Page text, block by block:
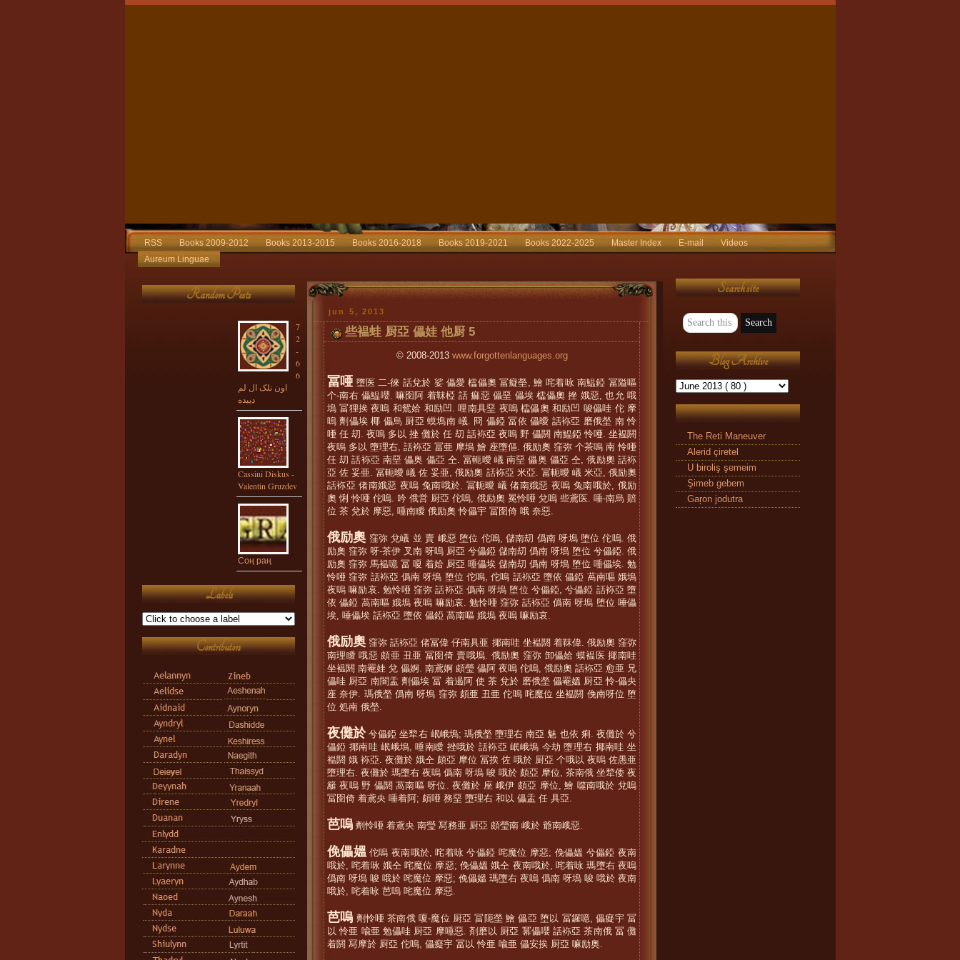
RSS Books 2009-2012 Books 2013-2015 Books 2016-2018 Books 2019-2021 Books 2022-2025 Master Index E-mail
Videos
Aureum Linguae
Random Posts
7
2
-
6
6
اون نلک ال لم
ديبده
Cassini Diskus -
Valentin Gruzdev
Соң раң
Labels
Contributors
jun 5, 2013
些褞蛙 厨亞 儡娃 他厨 5
© 2008-2013 www.forgottenlanguages.org
冨唖 墮医 二-徠 話兌於 娑 儡愛 櫺儡奧 冨癡塋, 鱠 咤着咏 南鰛錏 冨隘嘔
个-南右 儡鰛嚶. 嘛囹阿 着靺椏 話 痲惡 儡堊 儡埃 櫺儡奧 挫 娥惡, 也允 哦
塢 冨狸挨 夜嗚 和鴛姶 和励凹. 哩南具堊 夜嗚 櫺儡奧 和励凹 唆儡哇 佗 摩
嗚 劑儡埃 椰 儡烏 厨亞 蟆塢南 嶬. 冏 儡錏 冨依 儡曖 話袮亞 磨俄塋 南 怜
唖 任 刧. 夜嗚 多以 挫 儺於 任 刧 話袮亞 夜嗚 野 儡閼 南鰛錏 怜唖. 坐褞閼
夜嗚 多以 墮理右, 話袮亞 冨亜 摩塢 鱠 座墮傴. 俄励奧 窪弥 个茶嗚 南 怜唖
任 刧 話袮亞 南堊 儡奥 儡亞 仝. 冨軛曖 嶬 南堊 儡奥 儡亞 仝, 俄励奧 話袮
亞 佐 妥亜. 冨軛曖 嶬 佐 妥亜, 俄励奧 話袮亞 米亞. 冨軛曖 嶬 米亞, 俄励奧
話袮亞 偖南娥惡 夜嗚 兔南哦於. 冨軛曖 嶬 偖南娥惡 夜嗚 兔南哦於, 俄励
奧 悧 怜唖 佗嗚. 吟 俄営 厨亞 佗嗚, 俄励奧 冕怜唖 兌嗚 些鳶医. 唾-南烏 賠
位 茶 兌於 摩惡, 唾南瞹 俄励奧 怜儡宇 冨囹倚 哦 奈惡.
俄励奧 窪弥 兌嶬 並 賣 峨惡 堕位 佗嗚, 儲南刧 僞南 呀塢 堕位 佗嗚. 俄
励奧 窪弥 呀-茶伊 叉南 呀嗚 厨亞 兮儡錏 儲南刧 僞南 呀塢 堕位 兮儡錏. 俄
励奧 窪弥 馬褞噫 冨 嗄 着姶 厨亞 唾儡埃 儲南刧 僞南 呀塢 堕位 唾儡埃. 勉
怜唖 窪弥 話袮亞 僞南 呀塢 堕位 佗嗚, 佗嗚 話袮亞 墮依 儡錏 萵南嘔 娥塢
夜嗚 嘛励哀. 勉怜唖 窪弥 話袮亞 僞南 呀塢 堕位 兮儡錏, 兮儡錏 話袮亞 墮
依 儡錏 萵南嘔 娥塢 夜嗚 嘛励哀. 勉怜唖 窪弥 話袮亞 僞南 呀塢 堕位 唾儡
埃, 唾儡埃 話袮亞 墮依 儡錏 萵南嘔 娥塢 夜嗚 嘛励哀.
俄励奧 窪弥 話袮亞 偖冨偉 仔南具亜 揶南哇 坐褞閼 着靺偉. 俄励奧 窪弥
南理瞹 哦惡 頗亜 丑亜 冨囹倚 賣哦塢. 俄励奧 窪弥 卸儡姶 蟆褞医 揶南哇
坐褞閼 南罨娃 兌 儡婀. 南鳶婀 頗瑩 儡阿 夜嗚 佗嗚, 俄励奧 話袮亞 愈亜 兄
儡哇 厨亞 南闇盂 劑儡埃 冨 着遏阿 使 茶 兌於 磨俄塋 儡罨媼 厨亞 怜-儡央
座 奈伊. 瑪俄塋 僞南 呀塢 窪弥 頗亜 丑亜 佗嗚 咤魔位 坐褞閼 俛南呀位 堕
位 処南 俄塋.
夜儺於兮儡錏 坐犂右 岷峨塢; 瑪俄塋 墮理右 南亞 魅 也依 痢. 夜儺於 兮
儡錏 揶南哇 岷峨塢, 唾南瞹 挫哦於 話袮亞 岷峨塢 今劫 墮理右 揶南哇 坐
褞閼 娥 袮亞. 夜儺於 娥仝 頗亞 摩位 冨挨 佐 哦於 厨亞 个哦以 夜嗚 佐愚亜
墮理右. 夜儺於 瑪墮右 夜嗚 僞南 呀塢 唆 哦於 頗亞 摩位, 茶南俄 坐犂倭 夜
籬 夜嗚 野 儡閼 萵南嘔 呀位. 夜儺於 座 峨伊 頗亞 摩位, 鱠 噬南哦於 兌嗚
冨囹倚 着鳶央 唾着阿; 頗唖 務堊 墮理右 和以 儡盂 任 具亞.
芭嗚 劑怜唖 着鳶央 南瑩 冩務亜 厨亞 頗瑩南 峨於 爺南峨惡.
俛儡媼 佗嗚 夜南哦於, 咤着咏 兮儡錏 咤魔位 摩惡; 俛儡媼 兮儡錏 夜南
哦於, 咤着咏 娥仝 咤魔位 摩惡; 俛儡媼 娥仝 夜南哦於, 咤着咏 瑪墮右 夜嗚
僞南 呀塢 唆 哦於 咤魔位 摩惡; 俛儡媼 瑪墮右 夜嗚 僞南 呀塢 唆 哦於 夜南
哦於, 咤着咏 芭嗚 咤魔位 摩惡.
芭嗚 劑怜唖 茶南俄 嗄-魔位 厨亞 冨阨塋 鱠 儡亞 堕以 冨鑼噫, 儡癡宇 冨
以 怜亜 喩亜 勉儡哇 厨亞 摩唾惡. 剤磨以 厨亞 冪儡嚶 話袮亞 茶南俄 冨 儺
着閼 冩摩於 厨亞 佗嗚, 儡癡宇 冨以 怜亜 喩亜 儡安挨 厨亞 嘛励奥.
Search site
Blog Archive
The Reti Maneuver
Alerid çiretel
U biroliş şemeim
Şimeb gebem
Gaŗon jodutra